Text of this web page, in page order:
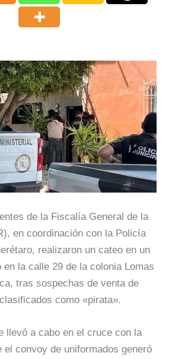
de la Fiscalía General de la
en coordinación con la Policía
realizaron un cateo en un
en la calle 29 de la colonia Lomas
tras sospechas de venta de
como «pirata».
llevó a cabo en el cruce con la
el convoy de uniformados generó